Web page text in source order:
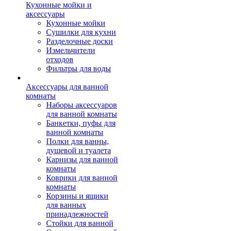
Кухонные мойки и
аксессуары
Кухонные мойки
Сушилки для кухни
Разделочные доски
Измельчители
отходов
Фильтры для воды
Аксессуары для ванной
комнаты
Наборы аксессуаров
для ванной комнаты
Банкетки, пуфы для
ванной комнаты
Полки для ванны,
душевой и туалета
Карнизы для ванной
комнаты
Коврики для ванной
комнаты
Корзины и ящики
для ванных
принадлежностей
Стойки для ванной